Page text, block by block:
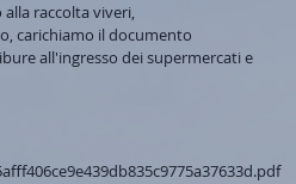
raccolta viveri,
carichiamo il documento
all'ingresso dei supermercati e